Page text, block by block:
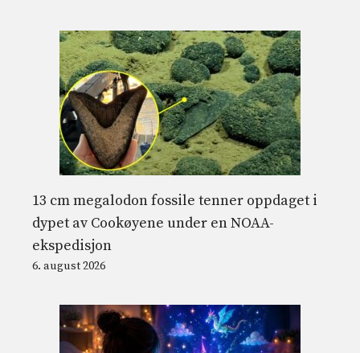
13 cm megalodon fossile tenner oppdaget i
dypet av Cookøyene under en NOAA-
ekspedisjon
6. august 2026